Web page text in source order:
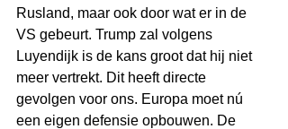
Rusland, maar ook door wat er in de
VS gebeurt. Trump zal volgens
Luyendijk is de kans groot dat hij niet
meer vertrekt. Dit heeft directe
gevolgen voor ons. Europa moet nú
een eigen defensie opbouwen. De